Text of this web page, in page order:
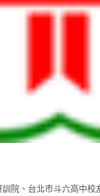
院、台北市斗六高中